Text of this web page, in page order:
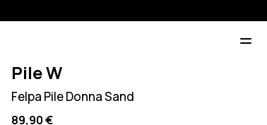
Pile W
Felpa Pile Donna Sand
89,90 €